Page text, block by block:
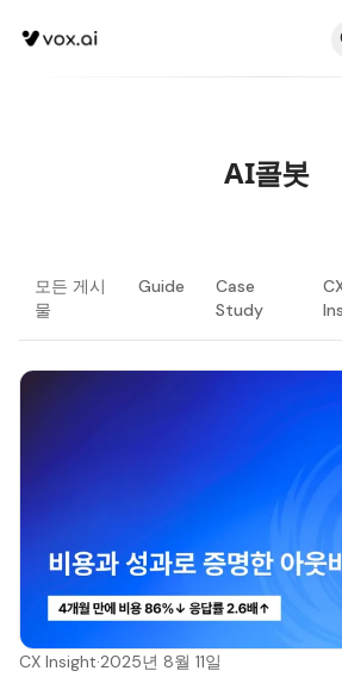
AI콜봇
모든 게시
물
Guide
Case
Study
최신
CX Insight·2025년 8월 11일